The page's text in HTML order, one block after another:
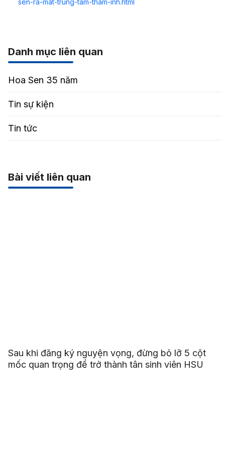
sen-ra-mat-trung-tam-tham-inh.html
Danh mục liên quan
Hoa Sen 35 năm
Tin sự kiện
Tin tức
Bài viết liên quan
Sau khi đăng ký nguyện vọng, đừng bỏ lỡ 5 cột
mốc quan trọng để trở thành tân sinh viên HSU